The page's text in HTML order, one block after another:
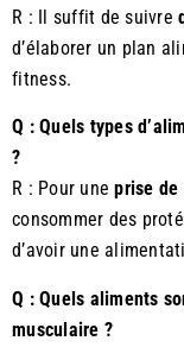
R : Il suffit de suivre
d’élaborer un plan
fitness.
Q : Quels types
?
R : Pour uneprise de
consommer des
d’avoir une
Q : Quels aliments
musculaire ?